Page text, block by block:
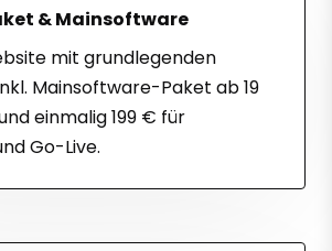
& Mainsoftware
mit grundlegenden
Mainsoftware-Paket ab 19
einmalig 199 € für
Go-Live.